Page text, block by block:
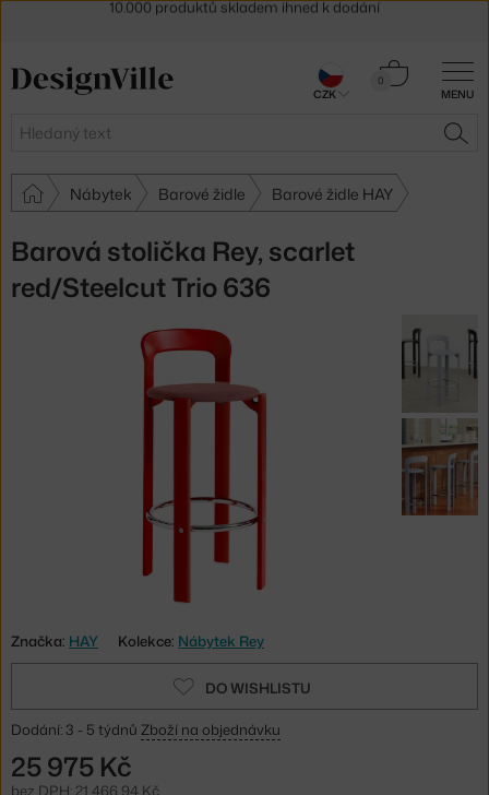
MENU
Hledat
0
Košík
Nábytek Barové židle Barové židle HAY
Barová stolička Rey, scarlet
red/Steelcut Trio 636
Značka: HAY Kolekce: Nábytek Rey
DO WISHLISTU
Dodání: 3 - 5 týdnů Zboží na objednávku
25 975 Kč
bez DPH: 21 466,94 Kč
30 dní na vrácení zboží
CZK